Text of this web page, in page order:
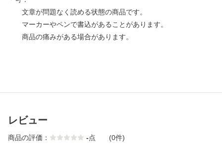
文章が問題なく読める状態の商品です。
マーカーやペンで書込があることがあります。
商品の痛みがある場合があります。
レビュー
商品の評価： -点 (0件)